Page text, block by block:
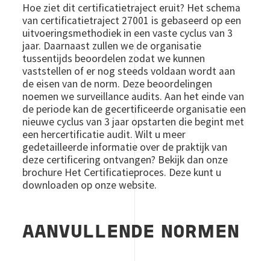
Hoe ziet dit certificatietraject eruit? Het schema
van certificatietraject 27001 is gebaseerd op een
uitvoeringsmethodiek in een vaste cyclus van 3
jaar. Daarnaast zullen we de organisatie
tussentijds beoordelen zodat we kunnen
vaststellen of er nog steeds voldaan wordt aan
de eisen van de norm. Deze beoordelingen
noemen we surveillance audits. Aan het einde van
de periode kan de gecertificeerde organisatie een
nieuwe cyclus van 3 jaar opstarten die begint met
een hercertificatie audit. Wilt u meer
gedetailleerde informatie over de praktijk van
deze certificering ontvangen? Bekijk dan onze
brochure Het Certificatieproces. Deze kunt u
downloaden op onze website.
AANVULLENDE NORMEN